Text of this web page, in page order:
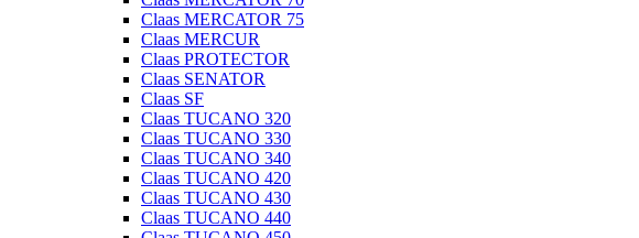
Claas MERCATOR 75
Claas MERCUR
Claas PROTECTOR
Claas SENATOR
Claas SF
Claas TUCANO 320
Claas TUCANO 330
Claas TUCANO 340
Claas TUCANO 420
Claas TUCANO 430
Claas TUCANO 440